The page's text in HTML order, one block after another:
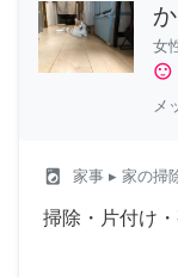
女
sentiment_satisfied
メ
local_laundry_service 家事 ▸ 家の掃
掃除・片付け